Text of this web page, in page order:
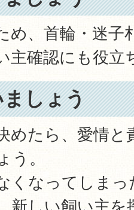
め、首輪・迷子
主確認にも役立
しょう
めたら、愛情と
う。
くなってしま
新しい飼い主